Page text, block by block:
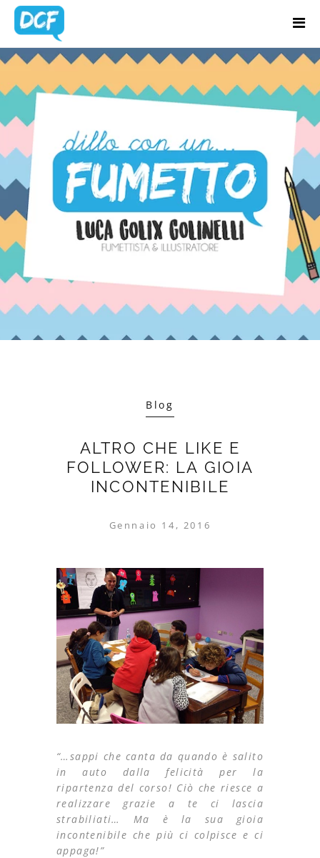
Home
Chi Sono
Regali Creativi
Lavora con me
Portfolio
Blog
Contatti
BLOG UPDATES
Latest news & updates
Blog
ALTRO CHE LIKE E
FOLLOWER: LA GIOIA
INCONTENIBILE
Gennaio 14, 2016
“…sappi che canta da quando è salito
in auto dalla felicità per la
ripartenza del corso! Ciò che riesce a
realizzare grazie a te ci lascia
strabiliati… Ma è la sua gioia
incontenibile che più ci colpisce e ci
appaga!”